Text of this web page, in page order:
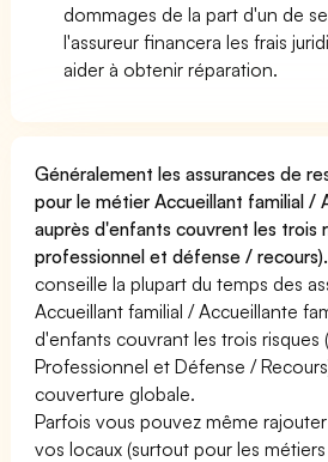
dommages de la part d'un de
l'assureur financera les frais
aider à obtenir réparation.
Généralement les assurances de
pour le métier Accueillant familial /
auprès d'enfants couvrent les trois
professionnel et défense / recours).
conseille la plupart du temps des
Accueillant familial / Accueillante
d'enfants couvrant les trois risques
Professionnel et Défense /
couverture globale.
Parfois vous pouvez même
vos locaux (surtout pour les